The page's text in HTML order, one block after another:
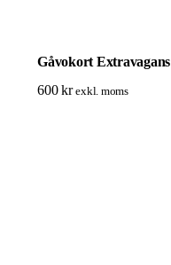
Gåvokort Extravagans
600kr exkl. moms